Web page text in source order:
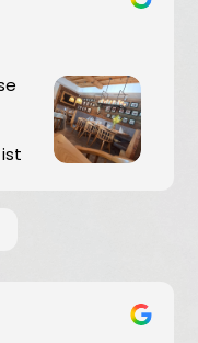
alles sehr